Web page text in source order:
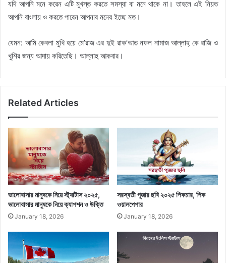
যদি আপনি মনে করেন এটি মুখস্ত করতে সমস্যা বা মনে থাকে না। তাহলে এই নিয়ত
আপনি বাংলায় ও করতে পারেন আপনার মনের ইচ্ছে মত।
যেমন: আমি কেবলা মুখি হয়ে মে’রাজ এর দুই রাক’আত নফল নামাজ আল্লাহ্ কে রাজি ও
খুশির জন্য আদায় করিতেছি। আল্লাহু আকবার।
Related Articles
ভালোবাসার মানুষকে নিয়ে স্ট্যাটাস ২০২৫,
ভালোবাসার মানুষকে নিয়ে ক্যাপশন ও উক্তি
January 18, 2026
সরস্বতী পূজার ছবি ২০২৫ পিকচার, পিক
ওয়ালপেপার
January 18, 2026